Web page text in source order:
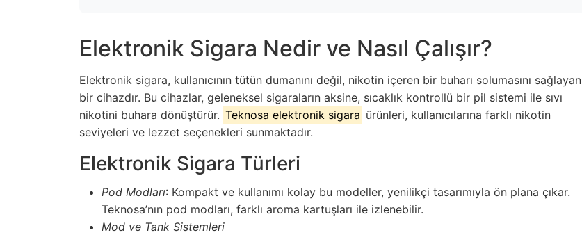
Elektronik Sigara Nedir ve Nasıl Çalışır?
Elektronik sigara, kullanıcının tütün dumanını değil, nikotin içeren bir buharı solumasını sağlayan
bir cihazdır. Bu cihazlar, geleneksel sigaraların aksine, sıcaklık kontrollü bir pil sistemi ile sıvı
nikotini buhara dönüştürür. Teknosa elektronik sigara ürünleri, kullanıcılarına farklı nikotin
seviyeleri ve lezzet seçenekleri sunmaktadır.
Elektronik Sigara Türleri
Pod Modları: Kompakt ve kullanımı kolay bu modeller, yenilikçi tasarımıyla ön plana çıkar.
Teknosa’nın pod modları, farklı aroma kartuşları ile izlenebilir.
Mod ve Tank Sistemleri